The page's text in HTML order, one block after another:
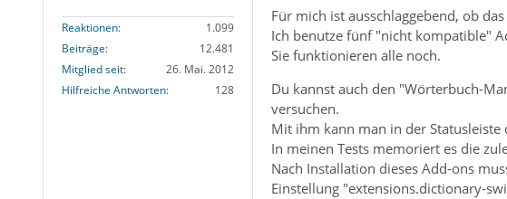
Reaktionen
1.099
Beiträge
12.481
Mitglied seit
26. Mai. 2012
Hilfreiche Antworten
128
Für mich ist ausschlaggebend, ob
Ich benutze fünf "nicht kompatible"
Sie funktionieren alle noch.
Du kannst auch den "Wörterbuch-
versuchen.
Mit ihm kann man in der
In meinen Tests memoriert es die
Nach Installation dieses Add-ons
Einstellung "extensions.dictionary-